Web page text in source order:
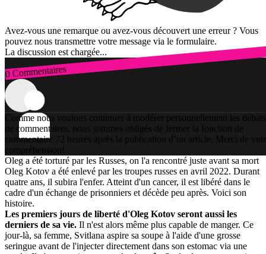
Avez-vous une remarque ou avez-vous découvert une erreur ? Vous
pouvez nous transmettre votre message via le formulaire.
La discussion est chargée...
0 Commentaires
Connexion
Comme nous voulons continuer à modérer personnellement les débats
de commentaires, nous sommes obligés de fermer la fonction de
commentaire 72 heures après la publication d’un article. Merci de
compréhension!
Oleg a été torturé par les Russes, on l'a rencontré juste avant sa mort
Oleg Kotov a été enlevé par les troupes russes en avril 2022. Durant
quatre ans, il subira l'enfer. Atteint d'un cancer, il est libéré dans le
cadre d'un échange de prisonniers et décède peu après. Voici son
histoire.
Les premiers jours de liberté d'Oleg Kotov seront aussi les
derniers de sa vie. Il n'est alors même plus capable de manger. Ce
jour-là, sa femme, Svitlana aspire sa soupe à l'aide d'une grosse
seringue avant de l'injecter directement dans son estomac via une